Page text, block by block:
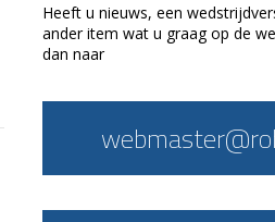
Heeft u nieuws, een
ander item wat u graag op de
dan naar